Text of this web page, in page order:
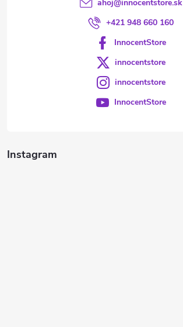
Instagram
ahoj@innocentstore.sk
+421 948 660 160
InnocentStore
innocentstore
innocentstore
InnocentStore